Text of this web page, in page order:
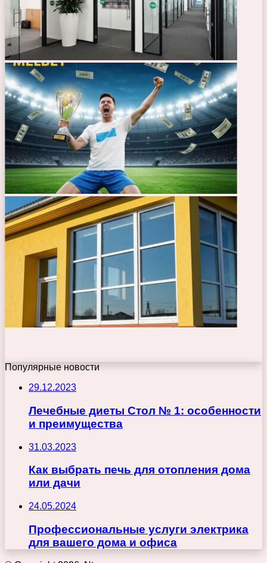
Популярные новости
29.12.2023
Лечебные диеты Стол № 1: особенности
и преимущества
31.03.2023
Как выбрать печь для отопления дома
или дачи
24.05.2024
Профессиональные услуги электрика
для вашего дома и офиса